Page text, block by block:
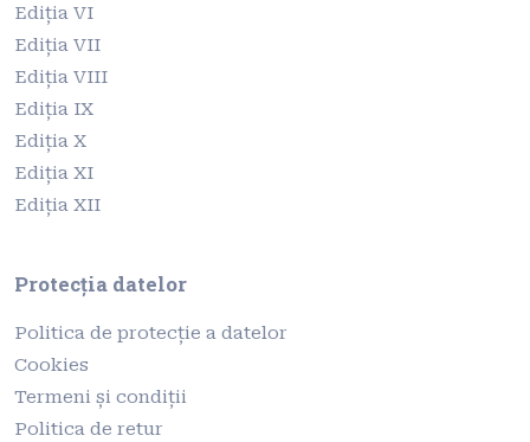
Ediția VI
Ediția VII
Ediția VIII
Ediția IX
Ediția X
Ediția XI
Ediția XII
Protecția datelor
Politica de protecție a datelor
Cookies
Termeni și condiții
Politica de retur